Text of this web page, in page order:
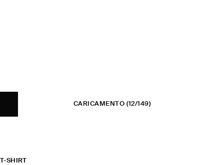
CARICAMENTO (12/149)
T-SHIRT